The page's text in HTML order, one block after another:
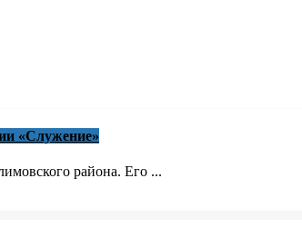
«Служение»
района. Его ...